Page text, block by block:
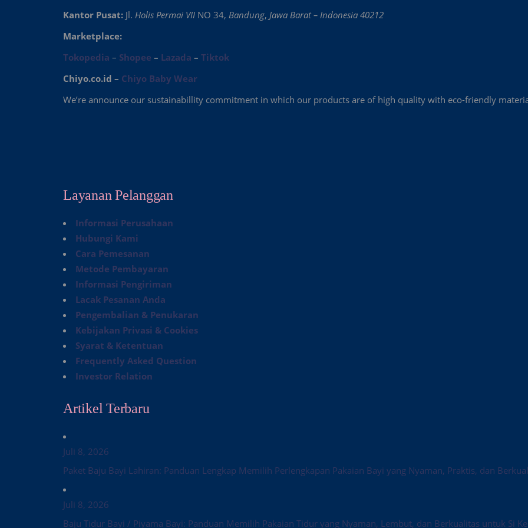
Kantor Pusat: Jl. Holis Permai VII NO 34, Bandung, Jawa Barat – Indonesia 40212
Marketplace:
Tokopedia – Shopee – Lazada – Tiktok
Chiyo.co.id – Chiyo Baby Wear
We’re announce our sustainabillity commitment in which our products are of high quality with eco-friendly
Layanan Pelanggan
Informasi Perusahaan
Hubungi Kami
Cara Pemesanan
Metode Pembayaran
Informasi Pengiriman
Lacak Pesanan Anda
Pengembalian & Penukaran
Kebijakan Privasi & Cookies
Syarat & Ketentuan
Frequently Asked Question
Investor Relation
Artikel Terbaru
Juli 8, 2026
Paket Baju Bayi Lahiran: Panduan Lengkap Memilih Perlengkapan Pakaian Bayi yang Nyaman, Praktis, dan
Juli 8, 2026
Baju Tidur Bayi / Piyama Bayi: Panduan Memilih Pakaian Tidur yang Nyaman, Lembut, dan Berkualitas untuk Si